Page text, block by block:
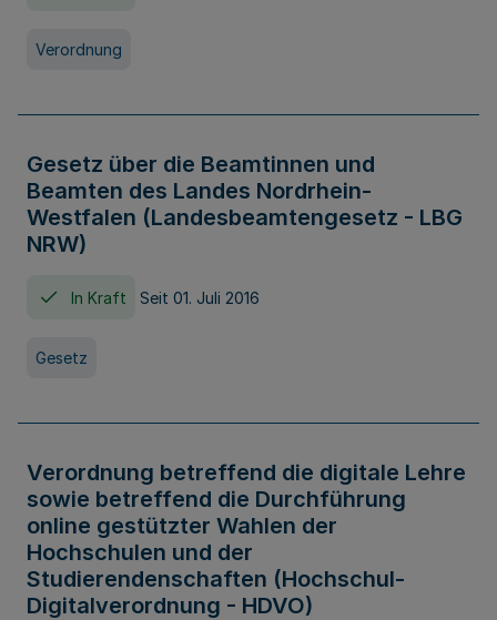
Verordnung
Gesetz über die Beamtinnen und
Beamten des Landes Nordrhein-
Westfalen (Landesbeamtengesetz - LBG
NRW)
In Kraft Seit 01. Juli 2016
Gesetz
Verordnung betreffend die digitale Lehre
sowie betreffend die Durchführung
online gestützter Wahlen der
Hochschulen und der
Studierendenschaften (Hochschul-
Digitalverordnung - HDVO)